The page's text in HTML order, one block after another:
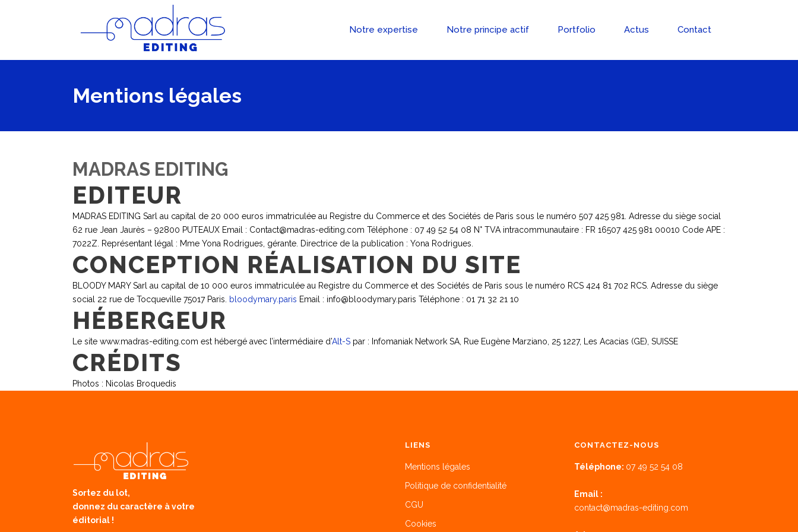
Notre expertise Notre principe actif Portfolio Actus Contact
Mentions légales
MADRAS EDITING
EDITEUR
MADRAS EDITING Sarl au capital de 20 000 euros immatriculée au Registre du Commerce et des Sociétés de Paris sous le numéro 507 425 981. Adresse du siège social
62 rue Jean Jaurès – 92800 PUTEAUX Email : Contact@madras-editing.com Téléphone : 07 49 52 54 08 N° TVA intracommunautaire : FR 16507 425 981 00010 Code APE :
7022Z. Représentant légal : Mme Yona Rodrigues, gérante. Directrice de la publication : Yona Rodrigues.
CONCEPTION RÉALISATION DU SITE
BLOODY MARY Sarl au capital de 10 000 euros immatriculée au Registre du Commerce et des Sociétés de Paris sous le numéro RCS 424 81 702 RCS. Adresse du siège
social 22 rue de Tocqueville 75017 Paris.
bloodymary.paris Email : info@bloodymary.paris Téléphone : 01 71 32 21 10
HÉBERGEUR
Le site www.madras-editing.com est hébergé avec l’intermédiaire d’Alt-S par : Infomaniak Network SA, Rue Eugène Marziano, 25 1227, Les Acacias (GE), SUISSE
CRÉDITS
Photos : Nicolas Broquedis
Sortez du lot,
donnez du caractère à votre
éditorial !
LIENS
Mentions légales
Politique de confidentialité
CGU
Cookies
CONTACTEZ-NOUS
Téléphone: 07 49 52 54 08
Email :
contact@madras-editing.com